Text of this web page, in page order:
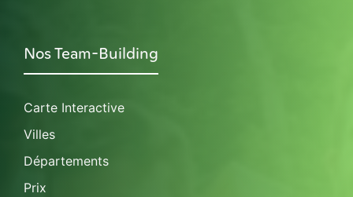
Nos Team-Building
Carte Interactive
Villes
Départements
Prix